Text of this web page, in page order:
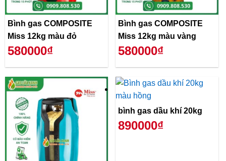
Bình gas COMPOSITE
Miss 12kg màu đỏ
580000₫
Bình gas COMPOSITE
Miss 12kg màu vàng
580000₫
bình gas dầu khí 20kg
890000₫